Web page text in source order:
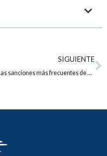
SIGUIENTE
Las sanciones más frecuentes de Hacienda y cómo evitarlas